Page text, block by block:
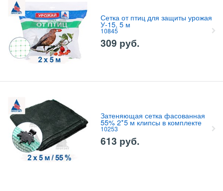
Сетка от птиц для защиты урожая
У-15, 5 м
10845
309 руб.
Затеняющая сетка фасованная
55% 2*5 м клипсы в комплекте
10253
613 руб.